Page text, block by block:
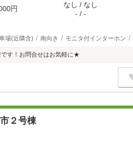
円
なし / なし
- / -
場(近隣含) 南向き モニタ付インターホン
す！お問合せはお気軽に★
２号棟